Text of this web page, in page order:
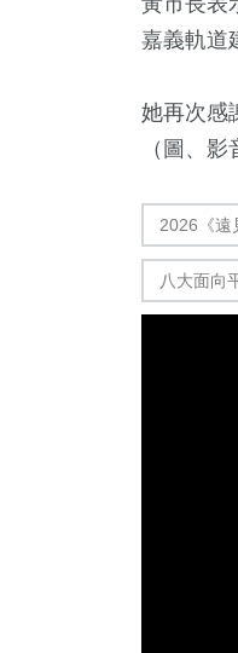
嘉義軌道
她再次感
（圖、
2026《遠
八大面向
69
宗